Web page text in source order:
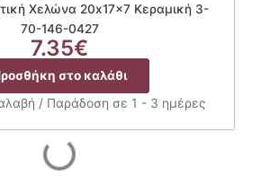
Χελώνα 20x17x7 Κεραμική 3-
70-146-0427
7.35€
στο καλάθι
/ Παράδοση σε 1 - 3 ημέρες